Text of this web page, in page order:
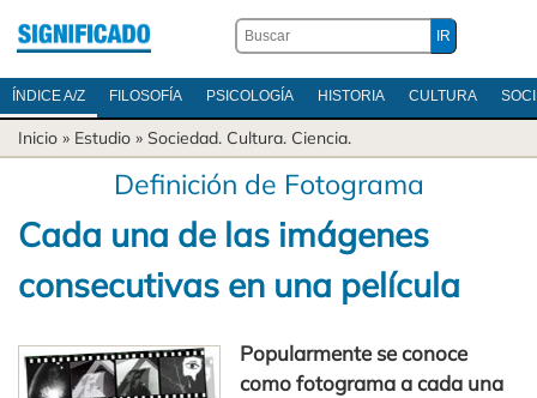
ÍNDICE A/Z FILOSOFÍA PSICOLOGÍA HISTORIA CULTURA
Inicio » Estudio » Sociedad. Cultura. Ciencia.
Definición de Fotograma
Cada una de las imágenes
consecutivas en una película
Popularmente se conoce
como fotograma a cada una